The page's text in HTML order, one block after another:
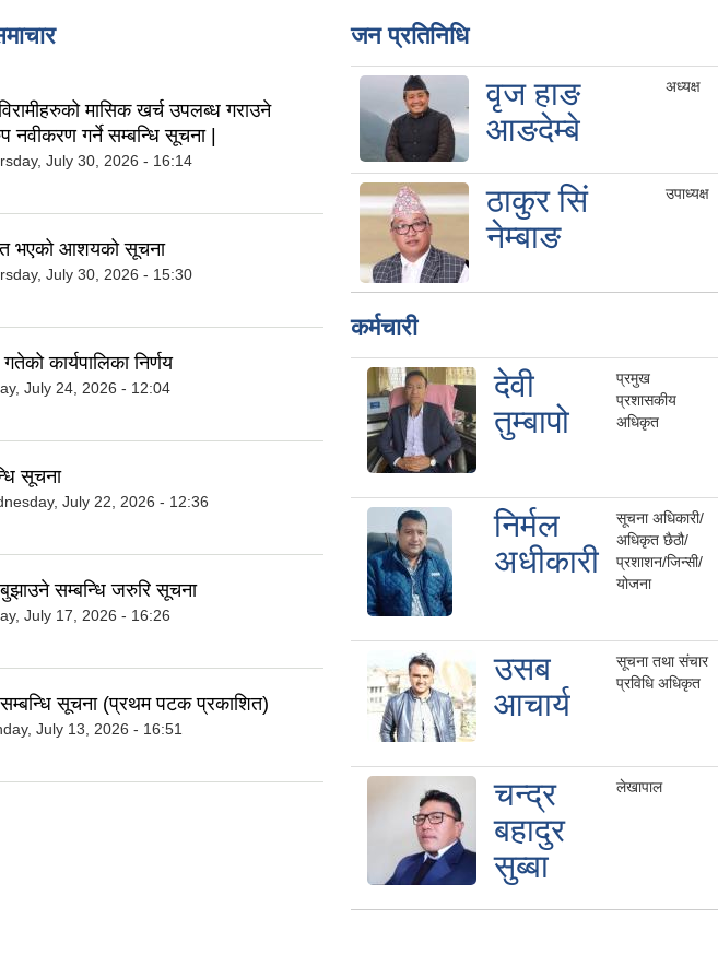
मासिक खर्च उपलब्ध गराउने
नवीकरण गर्ने सम्बन्धि सूचना |
July 30, 2026 - 16:14
भएको आशयको सूचना
July 30, 2026 - 15:30
कार्यपालिका निर्णय
July 24, 2026 - 12:04
सूचना
July 22, 2026 - 12:36
बुझाउने सम्बन्धि जरुरि सूचना
July 17, 2026 - 16:26
सूचना (प्रथम पटक प्रकाशित)
July 13, 2026 - 16:51
जन प्रतिनिधि
वृज हाङ
आङदेम्बे
अध्यक्ष
ठाकुर सिं
नेम्बाङ
उपाध्यक्ष
कर्मचारी
देवी
तुम्बापो
प्रमुख
प्रशासकीय
अधिकृत
निर्मल
अधीकारी
सूचना अधिकारी/
अधिकृत छैठौ/
प्रशाशन/जिन्सी/
योजना
उसब
आचार्य
सूचना तथा संचार
प्रविधि अधिकृत
चन्द्र
बहादुर
सुब्बा
लेखापाल